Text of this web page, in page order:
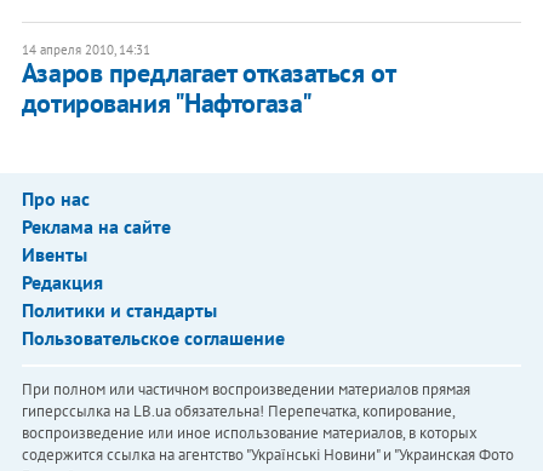
14 апреля 2010, 14:31
Азаров предлагает отказаться от
дотирования "Нафтогаза"
Про нас
Реклама на сайте
Ивенты
Редакция
Политики и стандарты
Пользовательское соглашение
При полном или частичном воспроизведении материалов прямая
гиперссылка на LB.ua обязательна! Перепечатка, копирование,
воспроизведение или иное использование материалов, в которых
содержится ссылка на агентство "Українськi Новини" и "Украинская Фото